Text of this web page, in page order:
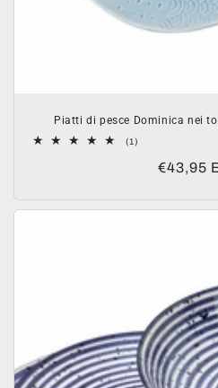
Piatti di pesce Dominica nei
(1)
totaliPrezzo
listino
€43,95